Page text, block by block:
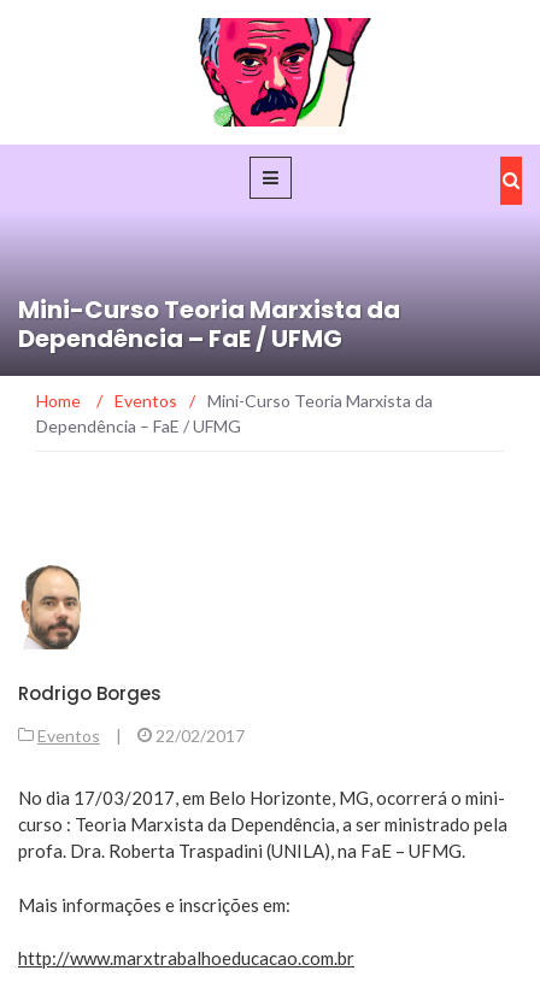
Mini-Curso Teoria Marxista da
Dependência – FaE / UFMG
Home / Eventos / Mini-Curso Teoria Marxista da
Dependência – FaE / UFMG
Rodrigo Borges
Eventos | 22/02/2017
No dia 17/03/2017, em Belo Horizonte, MG, ocorrerá o mini-
curso : Teoria Marxista da Dependência, a ser ministrado pela
profa. Dra. Roberta Traspadini (UNILA), na FaE – UFMG.
Mais informações e inscrições em:
http://www.marxtrabalhoeducacao.com.br